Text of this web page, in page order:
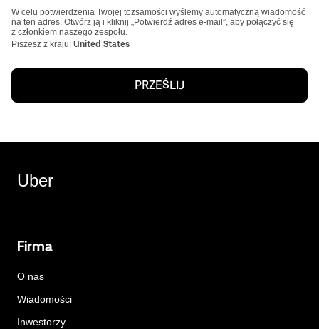
W celu potwierdzenia Twojej tożsamości wyślemy automatyczną wiadomość
na ten adres. Otwórz ją i kliknij „Potwierdź adres e-mail”, aby połączyć się
z członkiem naszego zespołu.
Piszesz z kraju: United States
PRZEŚLIJ
Uber
Firma
O nas
Wiadomości
Inwestorzy